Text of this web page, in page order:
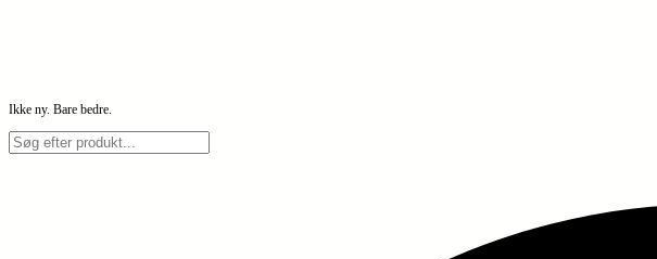
Ikke ny. Bare bedre.